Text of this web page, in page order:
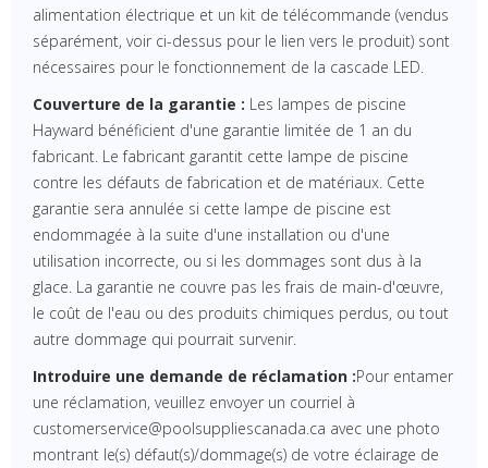
alimentation électrique et un kit de télécommande (vendus
séparément, voir ci-dessus pour le lien vers le produit) sont
nécessaires pour le fonctionnement de la cascade LED.
Couverture de la garantie : Les lampes de piscine
Hayward bénéficient d'une garantie limitée de 1 an du
fabricant. Le fabricant garantit cette lampe de piscine
contre les défauts de fabrication et de matériaux. Cette
garantie sera annulée si cette lampe de piscine est
endommagée à la suite d'une installation ou d'une
utilisation incorrecte, ou si les dommages sont dus à la
glace. La garantie ne couvre pas les frais de main-d'œuvre,
le coût de l'eau ou des produits chimiques perdus, ou tout
autre dommage qui pourrait survenir.
Introduire une demande de réclamation :Pour entamer
une réclamation, veuillez envoyer un courriel à
customerservice@poolsuppliescanada.ca avec une photo
montrant le(s) défaut(s)/dommage(s) de votre éclairage de